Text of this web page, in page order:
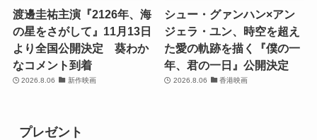
渡邊圭祐主演『2126年、海
の星をさがして』11月13日
より全国公開決定 葵わか
なコメント到着
2026.8.06 新作映画
シュー・グァンハン×アン
ジェラ・ユン、時空を超え
た愛の軌跡を描く『僕の一
年、君の一日』公開決定
2026.8.06 香港映画
プレゼント